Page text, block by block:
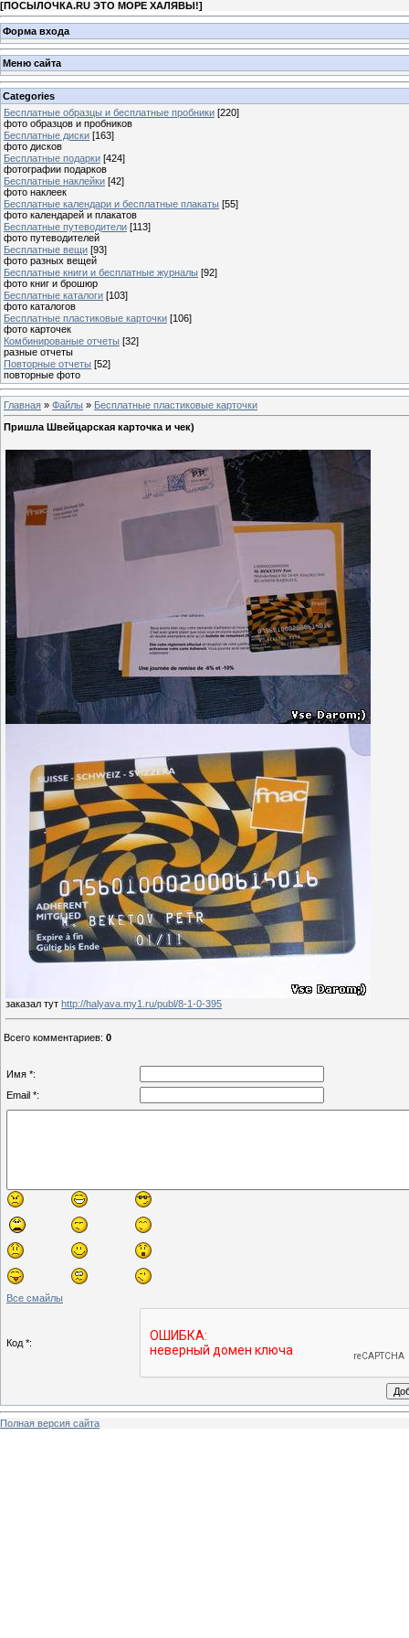
[ПОСЫЛОЧКА.RU ЭТО МОРЕ ХАЛЯВЫ!]
Форма входа
Меню сайта
Categories
Бесплатные образцы и бесплатные пробники [220]
фото образцов и пробников
Бесплатные диски [163]
фото дисков
Бесплатные подарки [424]
фотографии подарков
Бесплатные наклейки [42]
фото наклеек
Бесплатные календари и бесплатные плакаты [55]
фото календарей и плакатов
Бесплатные путеводители [113]
фото путеводителей
Бесплатные вещи [93]
фото разных вещей
Бесплатные книги и бесплатные журналы [92]
фото книг и брошюр
Бесплатные каталоги [103]
фото каталогов
Бесплатные пластиковые карточки [106]
фото карточек
Комбинированые отчеты [32]
разные отчеты
Повторные отчеты [52]
повторные фото
Главная » Файлы » Бесплатные пластиковые карточки
Пришла Швейцарская карточка и чек)
заказал тут http://halyava.my1.ru/publ/8-1-0-395
Всего комментариев: 0
Имя *:
Email *:
Все смайлы
Код *:
Полная версия сайта